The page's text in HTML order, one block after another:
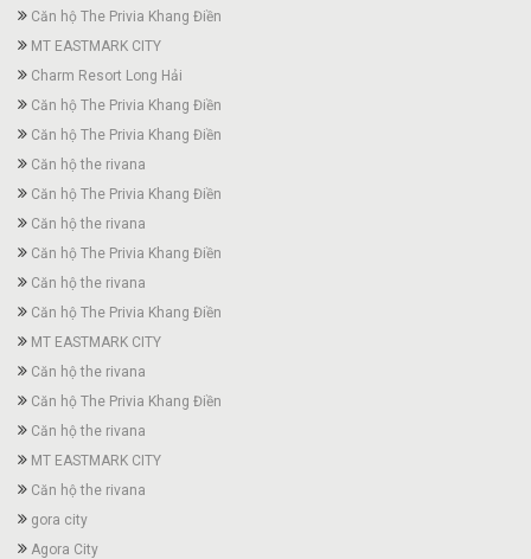
Căn hộ The Privia Khang Điền
MT EASTMARK CITY
Charm Resort Long Hải
Căn hộ The Privia Khang Điền
Căn hộ The Privia Khang Điền
Căn hộ the rivana
Căn hộ The Privia Khang Điền
Căn hộ the rivana
Căn hộ The Privia Khang Điền
Căn hộ the rivana
Căn hộ The Privia Khang Điền
MT EASTMARK CITY
Căn hộ the rivana
Căn hộ The Privia Khang Điền
Căn hộ the rivana
MT EASTMARK CITY
Căn hộ the rivana
gora city
Agora City